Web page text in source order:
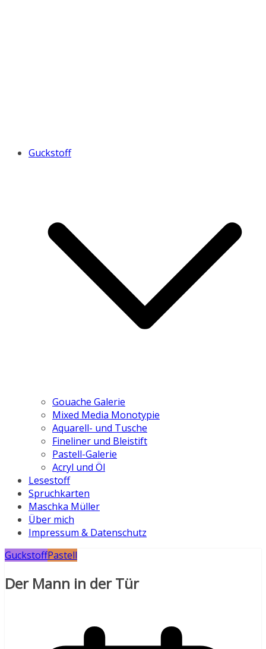
Guckstoff
Gouache Galerie
Mixed Media Monotypie
Aquarell- und Tusche
Fineliner und Bleistift
Pastell-Galerie
Acryl und Öl
Lesestoff
Spruchkarten
Maschka Müller
Über mich
Impressum & Datenschutz
GuckstoffPastell
Der Mann in der Tür